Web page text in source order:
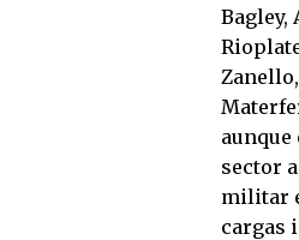
Bagley,
sector
militar
cargas